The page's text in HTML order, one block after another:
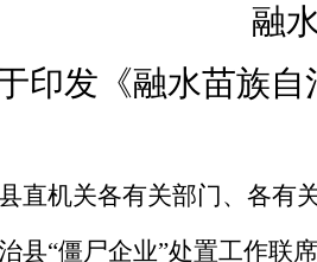
融
印发 《融水苗族自
直机关各有关部门、各有
县“僵尸企业”处置工作联